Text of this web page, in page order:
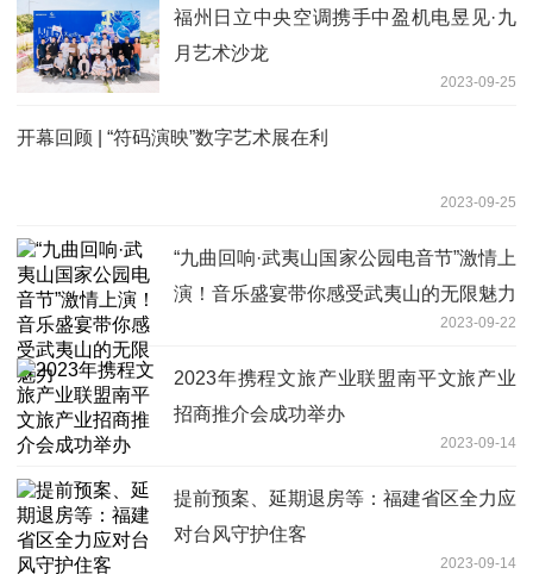
福州日立中央空调携手中盈机电昱见·九
月艺术沙龙
2023-09-25
开幕回顾 | “符码演映”数字艺术展在利
2023-09-25
“九曲回响·武夷山国家公园电音节”激情上
演！音乐盛宴带你感受武夷山的无限魅力
2023-09-22
2023年携程文旅产业联盟南平文旅产业
招商推介会成功举办
2023-09-14
提前预案、延期退房等：福建省区全力应
对台风守护住客
2023-09-14